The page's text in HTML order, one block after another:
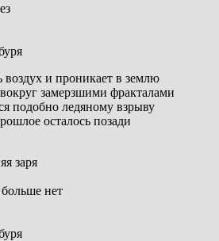
воздух и проникает в землю
замерзшими фракталами
подобно ледяному взрыву
осталось позади
заря
нет